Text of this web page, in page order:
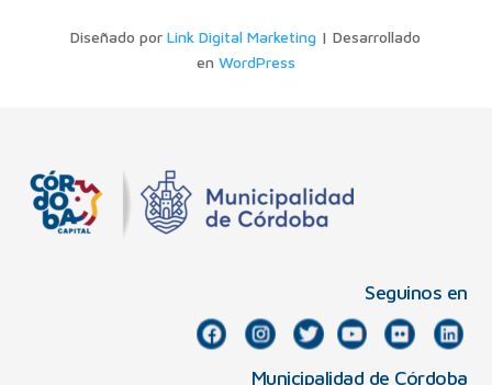
Diseñado porLink Digital Marketing | Desarrollado
en WordPress
Seguinos en
Municipalidad de Córdoba